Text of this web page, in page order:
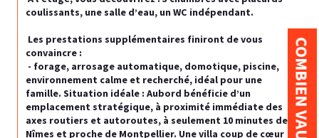
coulissants, une salle d’eau, un WC indépendant.
convaincre :
environnement calme et recherché, idéal pour une
famille. Situation idéale : Aubord bénéficie d’un
emplacement stratégique, à proximité immédiate des
axes routiers et autoroutes, à seulement 10 minutes de
Nîmes et proche de Montpellier. Une villa coup de cœur